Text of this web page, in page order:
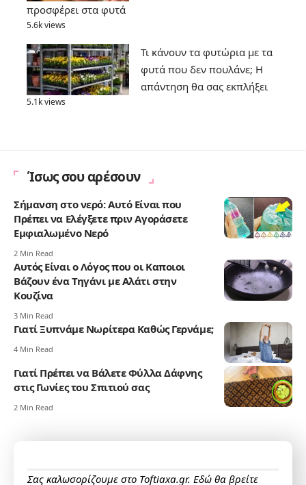
προσφέρει στα φυτά
5.6k views
Τι κάνουν τα φυτώρια με τα
φυτά που δεν πουλάνε; Η
απάντηση θα σας εκπλήξει
5.1k views
Ίσως σου αρέσουν
Σήμανση στο νερό: Αυτό Είναι που
Πρέπει να Ελέγξετε πριν Αγοράσετε
Εμφιαλωμένο Νερό
2 Min Read
Αυτός Είναι ο Λόγος που οι Καποιοι
Βάζουν ένα Τηγάνι με Αλάτι στην
Κουζίνα
3 Min Read
Γιατί Ξυπνάμε Νωρίτερα Καθώς Γερνάμε;
4 Min Read
Γιατί Πρέπει να Βάλετε Φύλλα Δάφνης
στις Γωνίες του Σπιτιού σας
2 Min Read
Σας καλωσορίζουμε στο Toftiaxa.gr. Εδώ θα βρείτε